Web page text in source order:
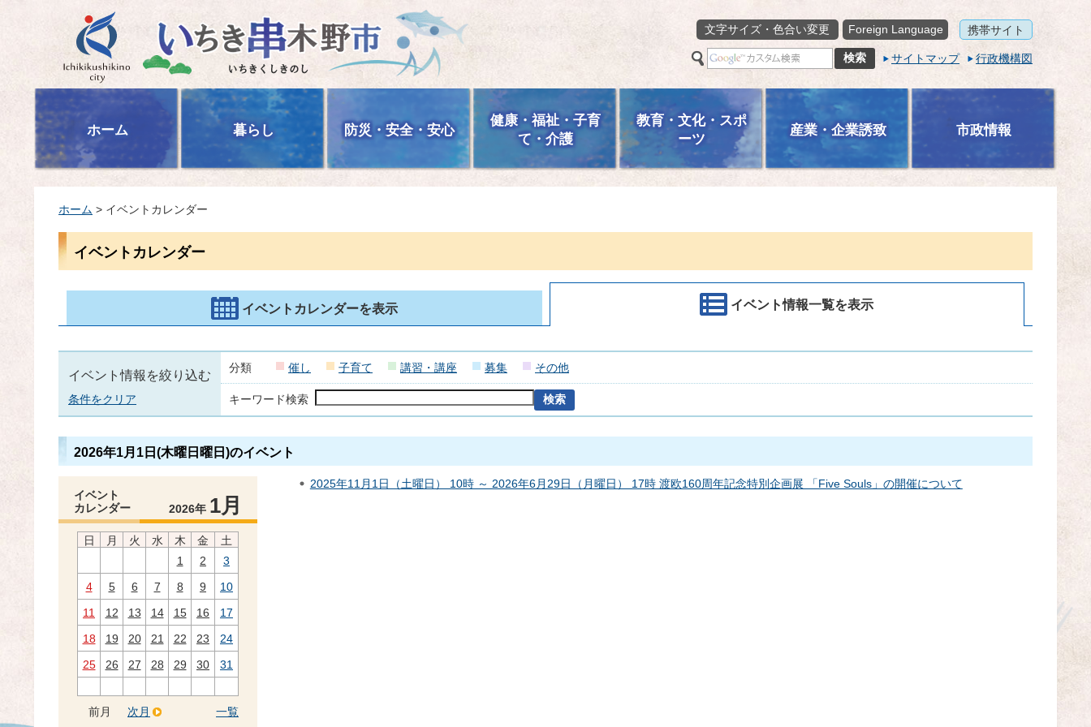
いちき串木野市
文字サイズ・色合い変更
Foreign Language 携帯サイト
サイトマップ 行政機構図
ホーム 暮らし 防災・安全・安心
健康・福祉・子育
て・介護
教育・文化・スポ
ーツ
産業・企業誘致 市政情報
ホーム > イベントカレンダー
イベントカレンダー
イベントカレンダーを表示 イベント情報一覧を表示
イベント情報を絞り込む
条件をクリア
分類 催し 子育て 講習・講座 募集 その他
キーワード検索
2026年1月1日(木曜日曜日)のイベント
イベント
カレンダー
2026年 1月
日 月 火 水 木 金
土
1
2
3
4
5 6 7 8 9
10
11
12 13 14 15 16
17
18
19 20 21 22 23
24
25
26 27 28 29 30 31
前月 一覧
次月
2025年11月1日（土曜日） 10時 ～ 2026年6月29日（月曜日） 17時 渡欧160周年記念特別企画展 「Five Souls」の開催について